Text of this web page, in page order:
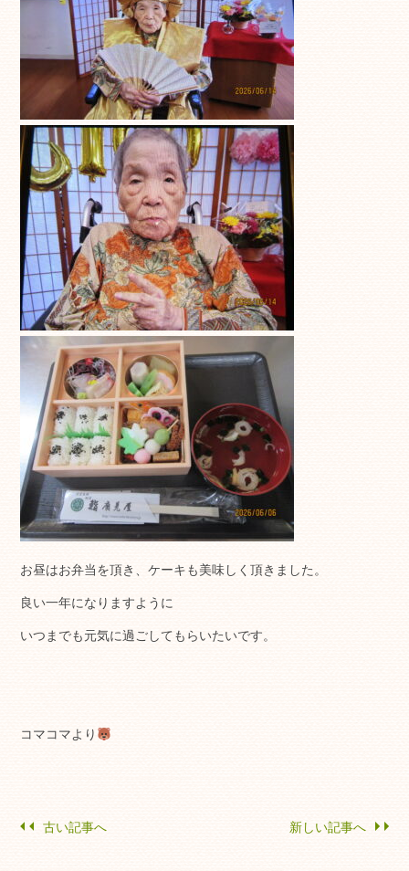
お昼はお弁当を頂き、ケーキも美味しく頂きました。
良い一年になりますように
いつまでも元気に過ごしてもらいたいです。
コマコマより
古い記事へ 新しい記事へ